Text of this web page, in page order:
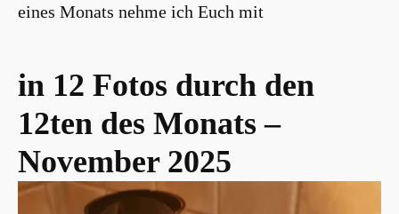
eines Monats nehme ich Euch mit
in 12 Fotos durch den
12ten des Monats –
November 2025